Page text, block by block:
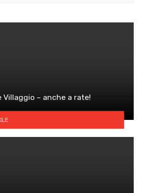
Villaggio – anche a rate!